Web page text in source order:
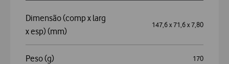
Dimensão (comp x larg
x esp) (mm)
147,6 x 71,6 x 7,80
Peso (g) 170